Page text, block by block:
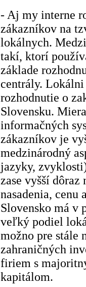
- Aj my interne
zákazníkov na
lokálnych.
takí, ktorí
základe
centrály.
rozhodnutie o
Slovensku.
informačných
zákazníkov je
medzinárodný
jazyky,
zase vyšší
nasadenia, cenu
Slovensko má v
veľký podiel
možno pre stále
zahraničných
firiem s
kapitálom.